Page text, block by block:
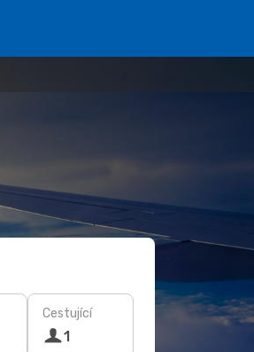
Cestující
1